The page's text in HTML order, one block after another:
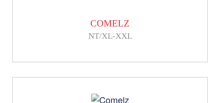
COMELZ
NT/XL-XXL